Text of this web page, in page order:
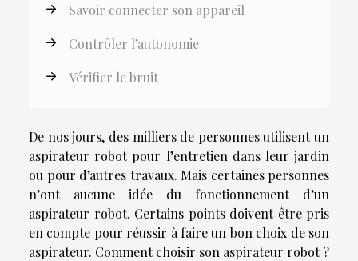
Savoir connecter son appareil
Contrôler l’autonomie
Vérifier le bruit
De nos jours, des milliers de personnes utilisent un
aspirateur robot pour l’entretien dans leur jardin
ou pour d’autres travaux. Mais certaines personnes
n’ont aucune idée du fonctionnement d’un
aspirateur robot. Certains points doivent être pris
en compte pour réussir à faire un bon choix de son
aspirateur. Comment choisir son aspirateur robot ?